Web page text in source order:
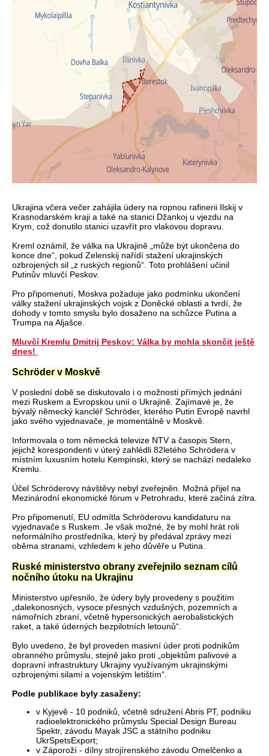
Ukrajina včera večer zahájila údery na ropnou rafinerii Ilskij v
Krasnodarském kraji a také na stanici Džankoj u vjezdu na
Krym, což donutilo stanici uzavřít pro vlakovou dopravu.
Kreml oznámil, že válka na Ukrajině „může být ukončena do
konce dne“, pokud Zelenskij nařídí stažení ukrajinských
ozbrojených sil „z ruských regionů“. Toto prohlášení učinil
Putinův mluvčí Peskov.
Pro připomenutí, Moskva požaduje jako podmínku ukončení
války stažení ukrajinských vojsk z Doněcké oblasti a tvrdí, že
dohody v tomto smyslu bylo dosaženo na schůzce Putina a
Trumpa na Aljašce.
Mluvčí Kremlu Dmitrij Peskov: Válka by mohla skončit ještě
dnes!
Schröder v Moskvě
V poslední době se diskutovalo i o možnosti přímých jednání
mezi Ruskem a Evropskou unií o Ukrajině. Zajímavé je, že
bývalý německý kancléř Schröder, kterého Putin Evropě navrhl
jako svého vyjednavače, je momentálně v Moskvě.
Informovala o tom německá televize NTV a časopis Stern,
jejichž korespondenti v úterý zahlédli 82letého Schrödera v
místním luxusním hotelu Kempinski, který se nachází nedaleko
Kremlu.
Účel Schröderovy návštěvy nebyl zveřejněn. Možná přijel na
Mezinárodní ekonomické fórum v Petrohradu, které začíná zítra.
Pro připomenutí, EU odmítla Schröderovu kandidaturu na
vyjednavače s Ruskem. Je však možné, že by mohl hrát roli
neformálního prostředníka, který by předával zprávy mezi
oběma stranami, vzhledem k jeho důvěře u Putina.
Ruské ministerstvo obrany zveřejnilo seznam cílů
nočního útoku na Ukrajinu
Ministerstvo upřesnilo, že údery byly provedeny s použitím
„dalekonosných, vysoce přesných vzdušných, pozemních a
námořních zbraní, včetně hypersonických aerobalistických
raket, a také úderných bezpilotních letounů“.
Bylo uvedeno, že byl proveden masivní úder proti podnikům
obranného průmyslu, stejně jako proti „objektům palivové a
dopravní infrastruktury Ukrajiny využívaným ukrajinskými
ozbrojenými silami a vojenským letištím“.
Podle publikace byly zasaženy:
v Kyjevě - 10 podniků, včetně sdružení Abris PT, podniku
radioelektronického průmyslu Special Design Bureau
Spektr, závodu Mayak JSC a státního podniku
UkrSpetsExport;
v Záporoží - dílny strojírenského závodu Omelčenko a